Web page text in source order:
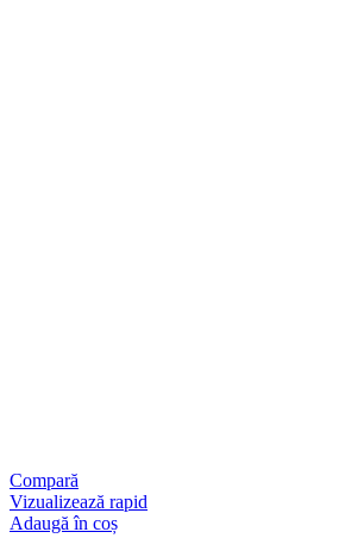
Compară
Vizualizează rapid
Adaugă în coș